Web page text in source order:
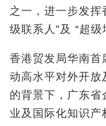
之一，进一步发挥
级联系人”及 “超级
香港贸发局华南首
动高水平对外开放
的背景下，广东
业及国际化知识